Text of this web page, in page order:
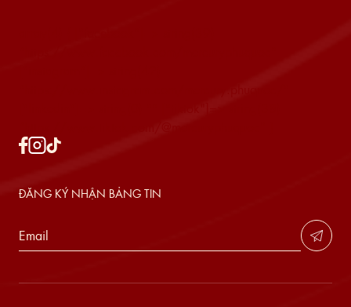
ĐĂNG KÝ NHẬN BẢNG TIN